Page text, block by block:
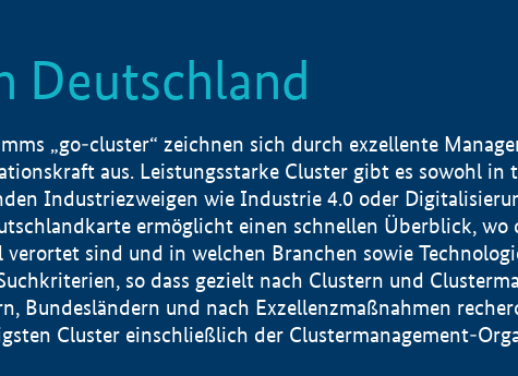
Deutschland
„go-cluster“ zeichnen sich durch exzellente
aus. Leistungsstarke Cluster gibt es sowohl in
Industriezweigen wie Industrie 4.0 oder
ermöglicht einen schnellen Überblick,
sind und in welchen Branchen sowie
so dass gezielt nach Clustern und
Bundesländern und nach Exzellenzmaßnahmen
Cluster einschließlich der Clustermanagement-